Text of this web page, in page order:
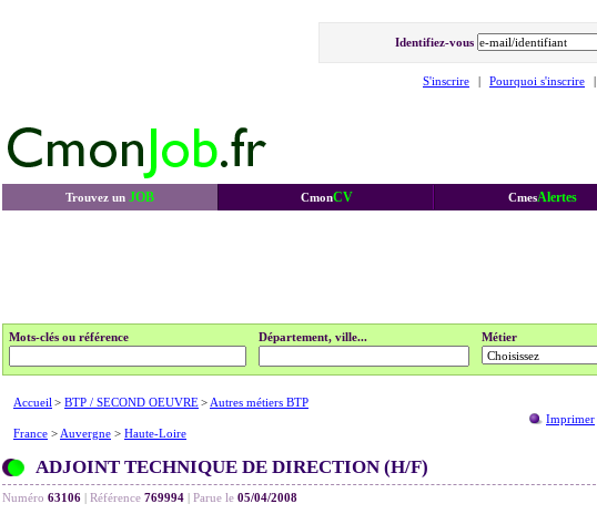
Identifiez-vous
S'inscrire | Pourquoi s'inscrire |
Trouvez un JOB CmonCV CmesAlertes
Mots-clés ou référence Département, ville... Métier
Imprimer
Accueil > BTP / SECOND OEUVRE> Autres métiers BTP
France > Auvergne > Haute-Loire
ADJOINT TECHNIQUE DE DIRECTION (H/F)
Numéro 63106 | Référence 769994 | Parue le 05/04/2008